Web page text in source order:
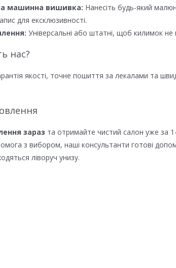
машинна вишивка: Нанесіть будь-який
для ексклюзивності.
Універсальні або штатні, щоб килимок не
нас?
якості, точне пошиття за лекалами та
зараз та отримайте чистий салон уже за
з вибором, наші консультанти готові
ліворуч унизу.